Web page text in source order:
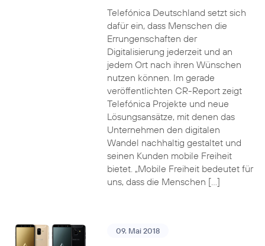
Telefónica Deutschland setzt sich
dafür ein, dass Menschen die
Errungenschaften der
Digitalisierung jederzeit und an
jedem Ort nach ihren Wünschen
nutzen können. Im gerade
veröffentlichten CR-Report zeigt
Telefónica Projekte und neue
Lösungsansätze, mit denen das
Unternehmen den digitalen
Wandel nachhaltig gestaltet und
seinen Kunden mobile Freiheit
bietet. „Mobile Freiheit bedeutet für
uns, dass die Menschen […]
09. Mai 2018